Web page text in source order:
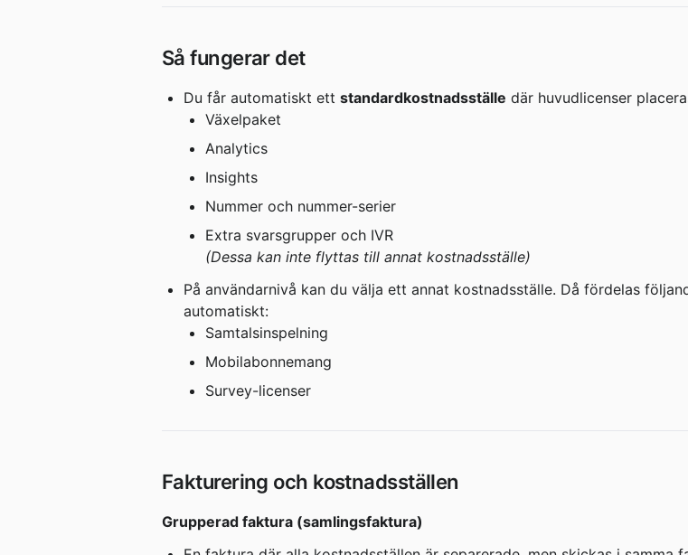
Så fungerar det
Du får automatiskt ett standardkostnadsställe där huvudlicenser
Växelpaket
Analytics
Insights
Nummer och nummer-serier
Extra svarsgrupper och IVR
(Dessa kan inte flyttas till annat kostnadsställe)
På användarnivå kan du välja ett annat kostnadsställe. Då fördelas
automatiskt:
Samtalsinspelning
Mobilabonnemang
Survey-licenser
Fakturering och kostnadsställen
Grupperad faktura (samlingsfaktura)